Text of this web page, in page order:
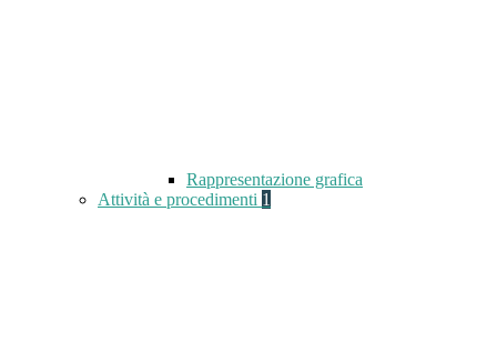
Rappresentazione grafica
Attività e procedimenti 1